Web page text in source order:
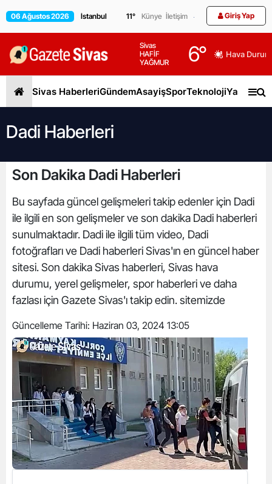
06 Ağustos 2026 11° Künye İletişim Giriş Yap
Sivas
HAFİF
YAĞMUR
6° Hava
Sivas HaberleriGündemAsayişSporTeknolojiYaşam
Dadi Haberleri
Son Dakika Dadi Haberleri
Bu sayfada güncel gelişmeleri takip edenler için Dadi
ile ilgili en son gelişmeler ve son dakika Dadi haberleri
sunulmaktadır. Dadi ile ilgili tüm video, Dadi
fotoğrafları ve Dadi haberleri Sivas'ın en güncel haber
sitesi. Son dakika Sivas haberleri, Sivas hava
durumu, yerel gelişmeler, spor haberleri ve daha
fazlası için Gazete Sivas'ı takip edin. sitemizde
Güncelleme Tarihi: Haziran 03, 2024 13:05